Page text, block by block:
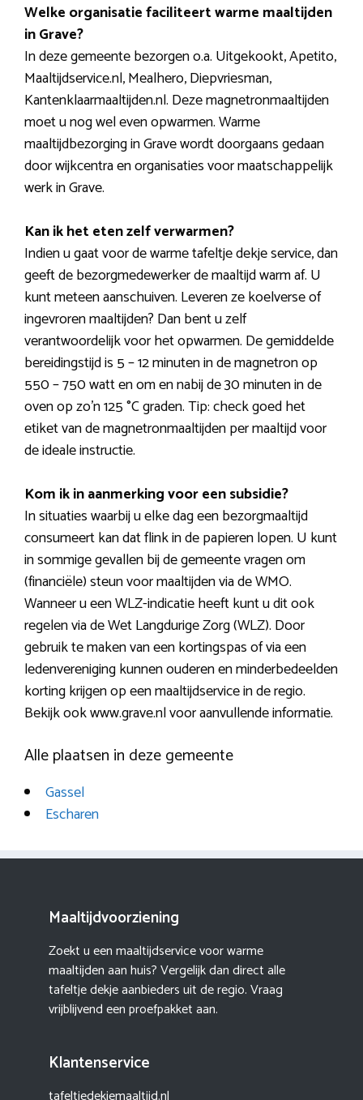
Welke organisatie faciliteert warme maaltijden
in Grave?
In deze gemeente bezorgen o.a. Uitgekookt, Apetito,
Maaltijdservice.nl, Mealhero, Diepvriesman,
Kantenklaarmaaltijden.nl. Deze magnetronmaaltijden
moet u nog wel even opwarmen. Warme
maaltijdbezorging in Grave wordt doorgaans gedaan
door wijkcentra en organisaties voor maatschappelijk
werk in Grave.
Kan ik het eten zelf verwarmen?
Indien u gaat voor de warme tafeltje dekje service, dan
geeft de bezorgmedewerker de maaltijd warm af. U
kunt meteen aanschuiven. Leveren ze koelverse of
ingevroren maaltijden? Dan bent u zelf
verantwoordelijk voor het opwarmen. De gemiddelde
bereidingstijd is 5 – 12 minuten in de magnetron op
550 – 750 watt en om en nabij de 30 minuten in de
oven op zo’n 125 °C graden. Tip: check goed het
etiket van de magnetronmaaltijden per maaltijd voor
de ideale instructie.
Kom ik in aanmerking voor een subsidie?
In situaties waarbij u elke dag een bezorgmaaltijd
consumeert kan dat flink in de papieren lopen. U kunt
in sommige gevallen bij de gemeente vragen om
(financiële) steun voor maaltijden via de WMO.
Wanneer u een WLZ-indicatie heeft kunt u dit ook
regelen via de Wet Langdurige Zorg (WLZ). Door
gebruik te maken van een kortingspas of via een
ledenvereniging kunnen ouderen en minderbedeelden
korting krijgen op een maaltijdservice in de regio.
Bekijk ook www.grave.nl voor aanvullende informatie.
Alle plaatsen in deze gemeente
Gassel
Escharen
Maaltijdvoorziening
Zoekt u een maaltijdservice voor warme
maaltijden aan huis? Vergelijk dan direct alle
tafeltje dekje aanbieders uit de regio. Vraag
vrijblijvend een proefpakket aan.
Klantenservice